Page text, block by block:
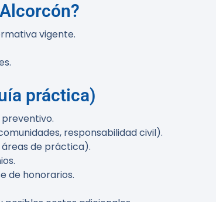
vigente.
práctica)
responsabilidad civil).
de práctica).
de honorarios.